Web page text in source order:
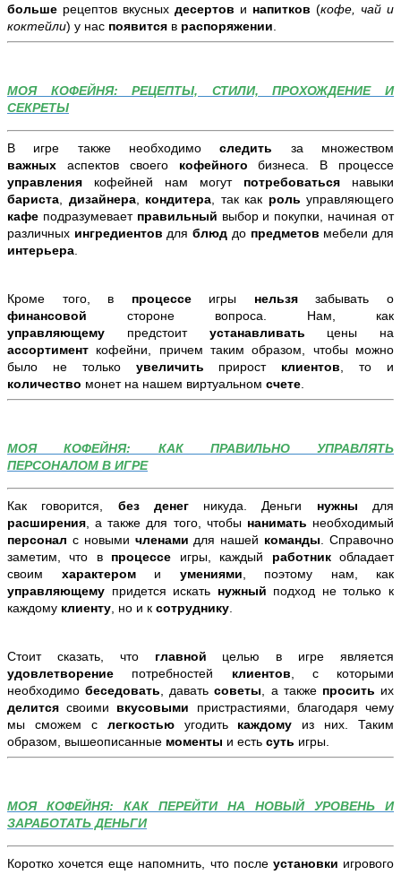
больше рецептов вкусных десертов и напитков (кофе, чай и
коктейли) у нас появится в распоряжении
МОЯ КОФЕЙНЯ: РЕЦЕПТЫ, СТИЛИ, ПРОХОЖДЕНИЕ И
СЕКРЕТЫ
В игре также необходимоследить за множеством
важных аспектов своего кофейногобизнеса. В процессе
управления кофейней нам могут потребоваться навыки
бариста
дизайнера, кондитера , так как роль управляющего
кафе подразумевает правильный выбор и покупки, начиная от
различных ингредиентов дляблюд до предметов мебели для
интерьера
Кроме того, в процессе игры нельзязабывать о
финансовой стороне вопроса. Нам, как
управляющему предстоит устанавливать цены на
ассортимент кофейни, причем таким образом, чтобы можно
было не только увеличить прирост клиентов , то и
количество монет на нашем виртуальном счете
МОЯ КОФЕЙНЯ: КАК ПРАВИЛЬНО УПРАВЛЯТЬ
ПЕРСОНАЛОМ В ИГРЕ
Как говорится, без денегникуда. Деньги нужны для
расширения , а также для того, чтобы нанимать необходимый
персонал с новыми членами для нашей команды . Справочно
заметим, что в процессе игры, каждый работникобладает
своим характером и умениями , поэтому нам, как
управляющему придется искать нужный подход не только к
каждому клиенту , но и к сотруднику
Стоит сказать, что главной целью в игре является
удовлетворение потребностей клиентов , с которыми
необходимобеседовать , даватьсоветы , а также просить их
делитсясвоими вкусовыми пристрастиями, благодаря чему
мы сможем с легкостью угодить каждому из них. Таким
образом, вышеописанные моменты и есть суть игры.
МОЯ КОФЕЙНЯ: КАК ПЕРЕЙТИ НА НОВЫЙ УРОВЕНЬ И
ЗАРАБОТАТЬ ДЕНЬГИ
Коротко хочется еще напомнить, что после установки игрового